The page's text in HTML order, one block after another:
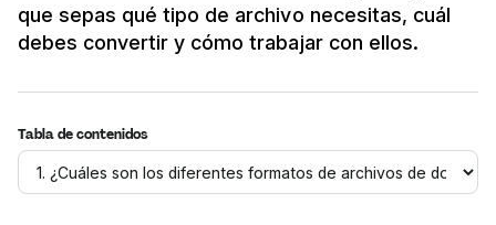
que sepas qué tipo de archivo necesitas, cuál
debes convertir y cómo trabajar con ellos.
Tabla de contenidos